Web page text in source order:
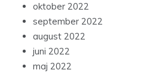
oktober 2022
september 2022
august 2022
juni 2022
maj 2022